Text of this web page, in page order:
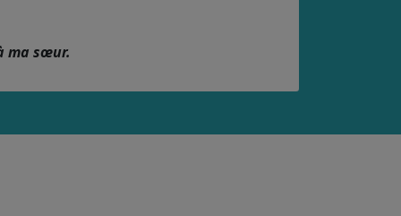
ma sœur.